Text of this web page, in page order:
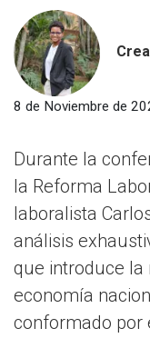
8 de Noviembre de
Durante la
la Reforma
laboralista
análisis
que introduce
economía
conformado por